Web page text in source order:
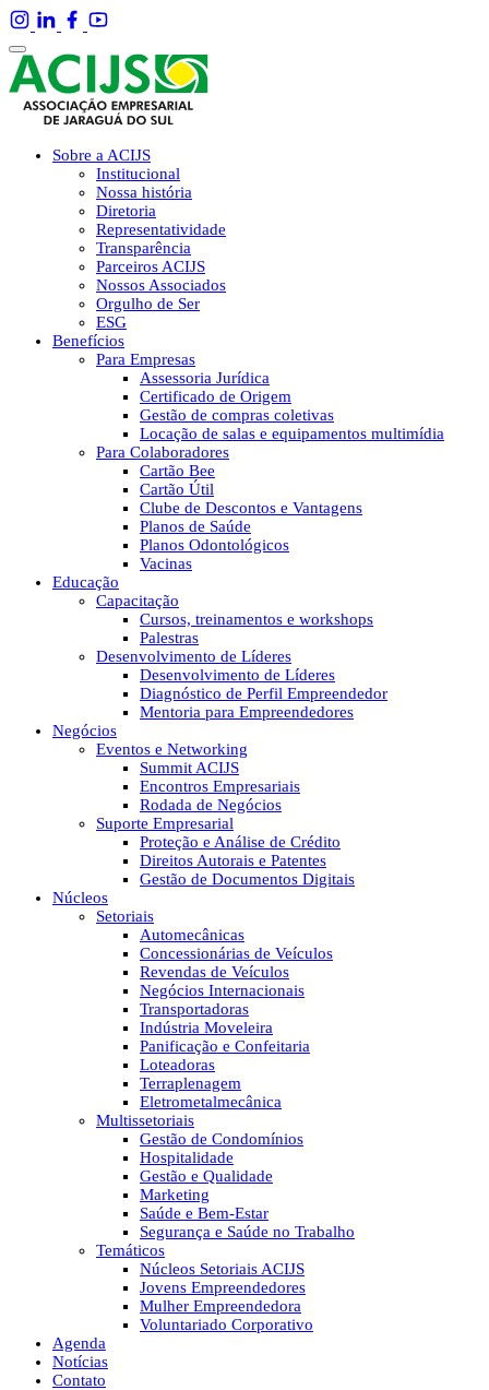
Sobre a ACIJS
Institucional
Nossa história
Diretoria
Representatividade
Transparência
Parceiros ACIJS
Nossos Associados
Orgulho de Ser
ESG
Benefícios
Para Empresas
Assessoria Jurídica
Certificado de Origem
Gestão de compras coletivas
Locação de salas e equipamentos multimídia
Para Colaboradores
Cartão Bee
Cartão Útil
Clube de Descontos e Vantagens
Planos de Saúde
Planos Odontológicos
Vacinas
Educação
Capacitação
Cursos, treinamentos e workshops
Palestras
Desenvolvimento de Líderes
Desenvolvimento de Líderes
Diagnóstico de Perfil Empreendedor
Mentoria para Empreendedores
Negócios
Eventos e Networking
Summit ACIJS
Encontros Empresariais
Rodada de Negócios
Suporte Empresarial
Proteção e Análise de Crédito
Direitos Autorais e Patentes
Gestão de Documentos Digitais
Núcleos
Setoriais
Automecânicas
Concessionárias de Veículos
Revendas de Veículos
Negócios Internacionais
Transportadoras
Indústria Moveleira
Panificação e Confeitaria
Loteadoras
Terraplenagem
Eletrometalmecânica
Multissetoriais
Gestão de Condomínios
Hospitalidade
Gestão e Qualidade
Marketing
Saúde e Bem-Estar
Segurança e Saúde no Trabalho
Temáticos
Núcleos Setoriais ACIJS
Jovens Empreendedores
Mulher Empreendedora
Voluntariado Corporativo
Agenda
Notícias
Contato